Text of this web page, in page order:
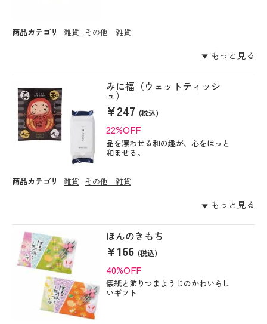
商品カテゴリ 雑貨 その他 雑貨
もっと見る
みに福（ウェットティッシ
ュ）
¥247(税込)
22%OFF
品を漂わせる和の趣が、心をほっと
和ませる。
商品カテゴリ 雑貨 その他 雑貨
もっと見る
ほんのきもち
¥166(税込)
40%OFF
懐紙と飾りつまようじのかわいらし
いギフト